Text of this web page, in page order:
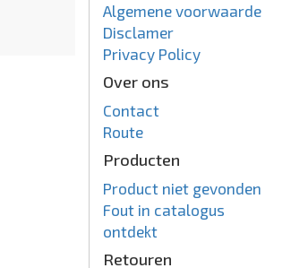
Algemene voorwaarde
Disclamer
Privacy Policy
Over ons
Contact
Route
Producten
Product niet gevonden
Fout in catalogus
ontdekt
Retouren